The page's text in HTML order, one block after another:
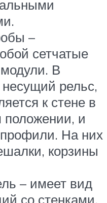
–
сетчатые
В
рельс,
к стене в
положении, и
На них
корзины
– имеет вид
со стенками.